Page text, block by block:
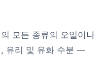
모든 종류의 오일이나
유리 및 유화 수분 —